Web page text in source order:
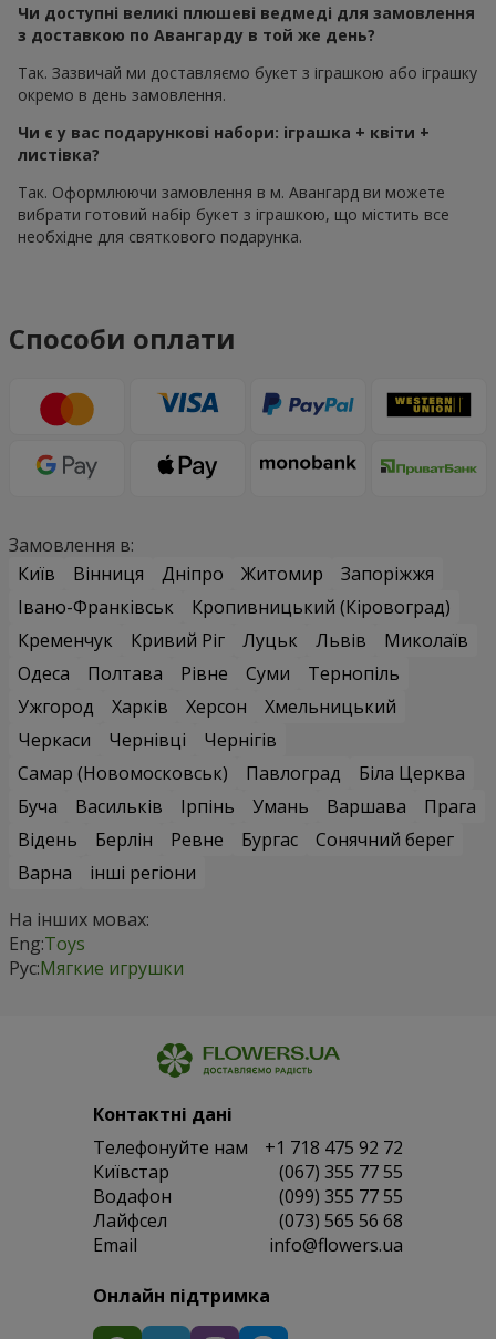
Чи доступні великі плюшеві ведмеді для замовлення
з доставкою по Авангарду в той же день?
Так. Зазвичай ми доставляємо букет з іграшкою або іграшку
окремо в день замовлення.
Чи є у вас подарункові набори: іграшка + квіти +
листівка?
Так. Оформлюючи замовлення в м. Авангард ви можете
вибрати готовий набір букет з іграшкою, що містить все
необхідне для святкового подарунка.
Способи оплати
Замовлення в:
Київ
Вінниця Дніпро Житомир
Запоріжжя
Івано-Франківськ
Кропивницький (Кіровоград)
Кременчук
Кривий Ріг Луцьк Львів
Миколаїв
Одеса
Полтава Рівне Суми
Тернопіль
Ужгород
Харків Херсон
Хмельницький
Черкаси
Чернівці
Чернігів
Самар (Новомосковськ)
Павлоград
Біла Церква
Буча
Васильків Ірпінь Умань Варшава
Прага
Відень
Берлін Ревне Бургас
Сонячний берег
Варна
інші регіони
На інших мовах:
Eng:Toys
Рус:Мягкие игрушки
Контактні дані
Телефонуйте нам
+1 718 475 92 72
Київстар
(067) 355 77 55
Водафон
(099) 355 77 55
Лайфсел
(073) 565 56 68
Email
info@flowers.ua
Онлайн підтримка